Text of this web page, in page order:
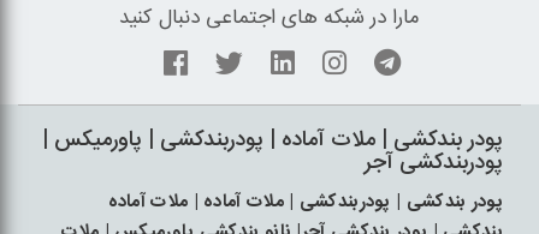
مارا در شبکه های اجتماعی دنبال کنید
پودر بندکشی | ملات آماده | پودربندکشی | پاورمیکس |
پودربندکشی آجر
پودر بندکشی | پودربندکشی | ملات آماده | ملات آماده